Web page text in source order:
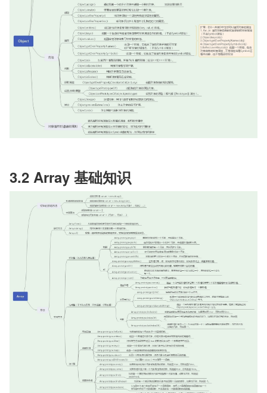
3.2 Array 基础知识